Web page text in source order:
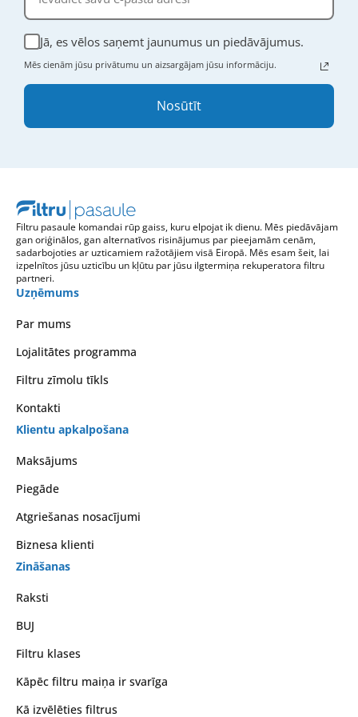
Jā, es vēlos saņemt jaunumus un piedāvājumus.
Mēs cienām jūsu privātumu un aizsargājam jūsu informāciju.
Nosūtīt
Filtru pasaule komandai rūp gaiss, kuru elpojat ik dienu. Mēs piedāvājam
gan oriģinālos, gan alternatīvos risinājumus par pieejamām cenām,
sadarbojoties ar uzticamiem ražotājiem visā Eiropā. Mēs esam šeit, lai
izpelnītos jūsu uzticību un kļūtu par jūsu ilgtermiņa rekuperatora filtru
partneri.
Uzņēmums
Par mums
Lojalitātes programma
Filtru zīmolu tīkls
Kontakti
Klientu apkalpošana
Maksājums
Piegāde
Atgriešanas nosacījumi
Biznesa klienti
Zināšanas
Raksti
BUJ
Filtru klases
Kāpēc filtru maiņa ir svarīga
Kā izvēlēties filtrus